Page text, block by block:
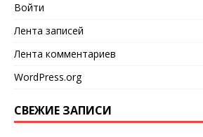
Войти
Лента записей
Лента комментариев
WordPress.org
СВЕЖИЕ ЗАПИСИ